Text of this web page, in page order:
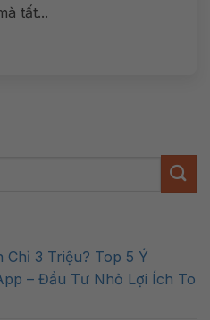
tất...
Chỉ 3 Triệu? Top 5 Ý
– Đầu Tư Nhỏ Lợi Ích To